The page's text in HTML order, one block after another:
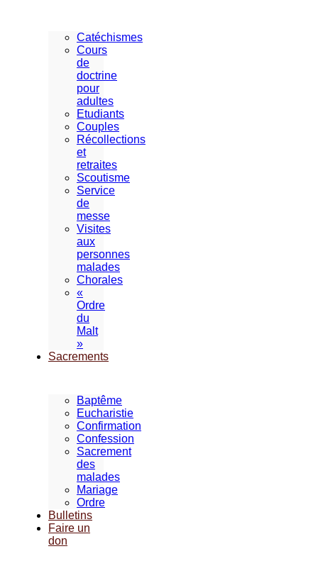
Catéchismes
Cours
de
doctrine
pour
adultes
Etudiants
Couples
Récollections
et
retraites
Scoutisme
Service
de
messe
Visites
aux
personnes
malades
Chorales
«
Ordre
du
Malt
»
Sacrements
Baptême
Eucharistie
Confirmation
Confession
Sacrement
des
malades
Mariage
Ordre
Bulletins
Faire un
don